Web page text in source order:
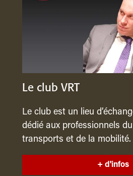
Le club VRT
Le club est un lieu
dédié aux professionnels
transports et de la mobilité.
+ d'infos